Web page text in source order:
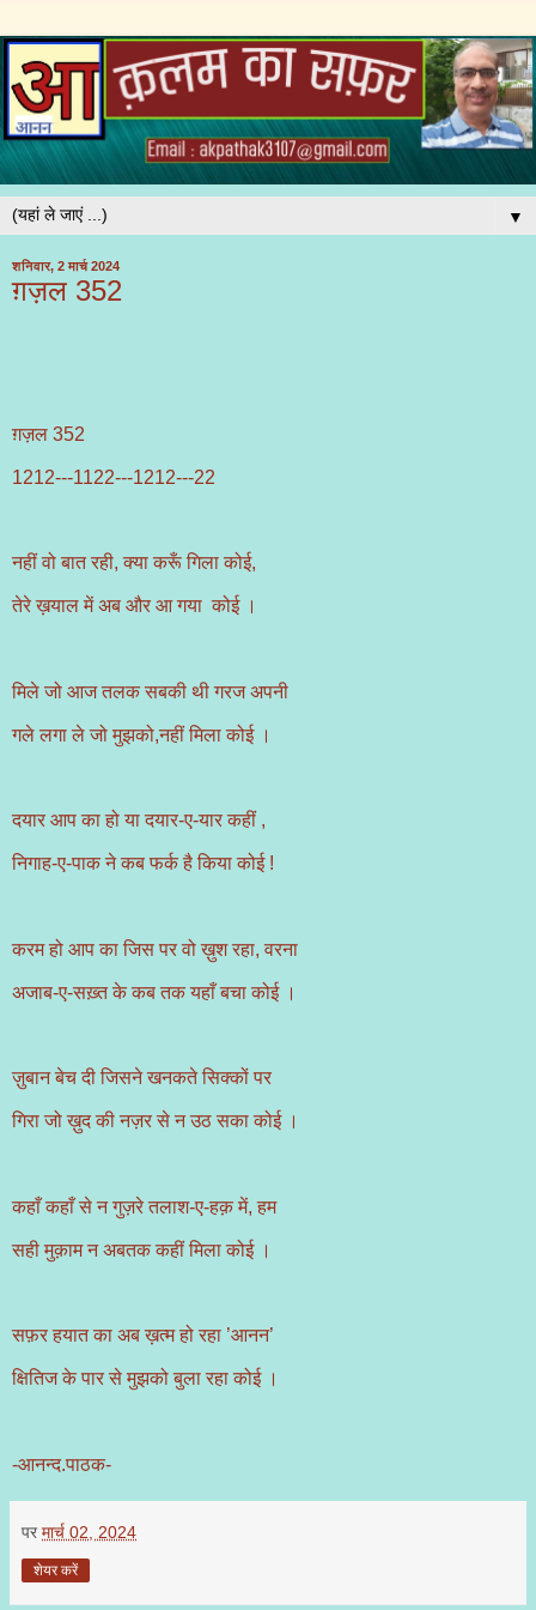
▼
शनिवार, 2 मार्च 2024
ग़ज़ल 352
ग़ज़ल 352
1212---1122---1212---22
नहीं वो बात रही, क्या करूँ गिला कोई,
तेरे ख़याल में अब और आ गया कोई ।
मिले जो आज तलक सबकी थी गरज अपनी
गले लगा ले जो मुझको,नहीं मिला कोई ।
दयार आप का हो या दयार-ए-यार कहीं ,
निगाह-ए-पाक ने कब फर्क है किया कोई !
करम हो आप का जिस पर वो ख़ुश रहा, वरना
अजाब-ए-सख़्त के कब तक यहाँ बचा कोई ।
ज़ुबान बेच दी जिसने खनकते सिक्कों पर
गिरा जो ख़ुद की नज़र से न उठ सका कोई ।
कहाँ कहाँ से न गुज़रे तलाश-ए-हक़ में, हम
सही मुक़ाम न अबतक कहीं मिला कोई ।
सफ़र हयात का अब ख़त्म हो रहा ’आनन’
क्षितिज के पार से मुझको बुला रहा कोई ।
-आनन्द.पाठक-
पर मार्च 02, 2024
शेयर करें